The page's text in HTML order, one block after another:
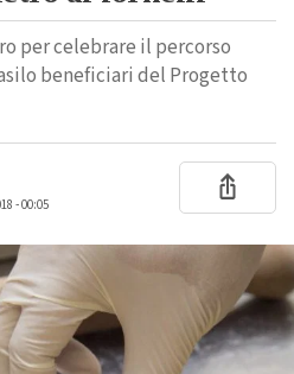
per celebrare il percorso
beneficiari del Progetto
- 00:05